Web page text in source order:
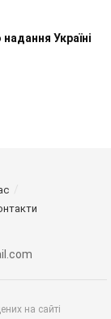
Україні
на сайті